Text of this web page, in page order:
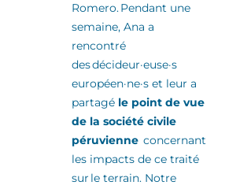
Romero.Pendant une
semaine, Ana a
rencontré
desdécideur·euse·s
européen·ne·s et leur a
partagé le point de vue
de la société civile
péruvienne concernant
les impacts de ce traité
sur le terrain. Notre